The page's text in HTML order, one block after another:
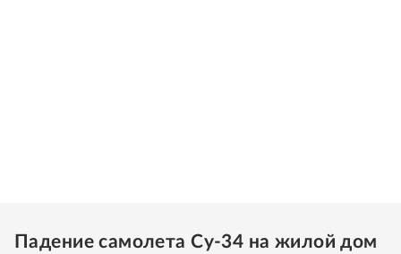
Падение самолета Су-34 на жилой дом